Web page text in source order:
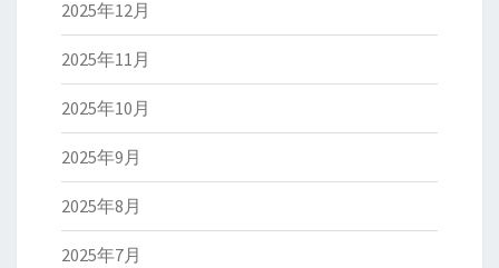
2025年12月
2025年11月
2025年10月
2025年9月
2025年8月
2025年7月